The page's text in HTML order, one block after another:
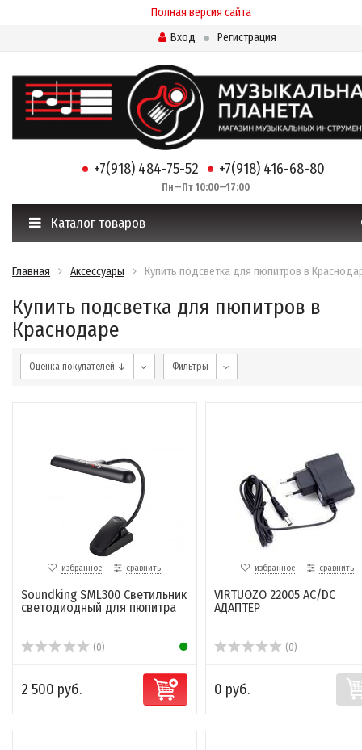
Полная версия сайта
Вход
Регистрация
+7(918) 484-75-52 +7(918) 416-68-80
Пн—Пт 10:00—17:00
Каталог товаров
Главная Аксессуары Купить подсветка для пюпитров в
Купить подсветка для пюпитров в
Краснодаре
Оценка покупателей ↓ Фильтры
избранное сравнить
Soundking SML300 Светильник
светодиодный для пюпитра
(0)
2 500 руб.
избранное сравнить
VIRTUOZO 22005 AC/DC
АДАПТЕР
(0)
0 руб.